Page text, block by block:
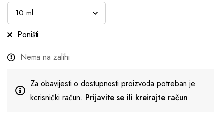
Poništi
Nema na zalihi
Za obavijesti o dostupnosti proizvoda potreban je
korisnički račun. Prijavite se ili kreirajte račun